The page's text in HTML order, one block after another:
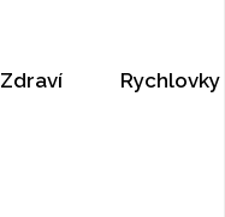
Zdraví Rychlovky